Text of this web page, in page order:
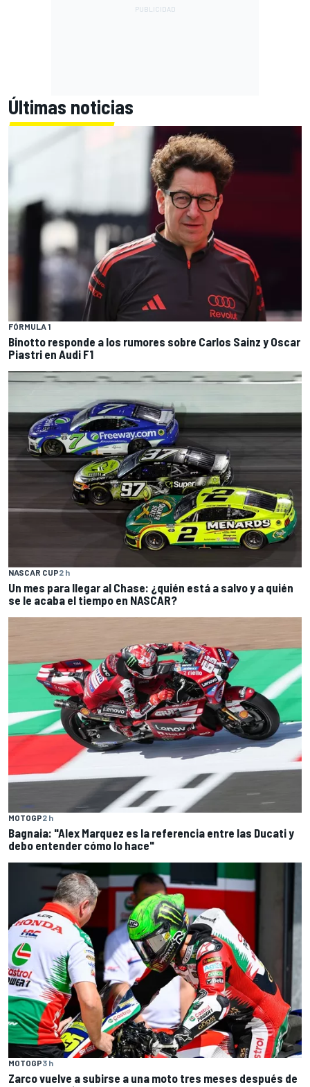
Últimas noticias
FÓRMULA 1
Binotto responde a los rumores sobre Carlos Sainz y Oscar
Piastri en Audi F1
NASCAR CUP2 h
Un mes para llegar al Chase: ¿quién está a salvo y a quién
se le acaba el tiempo en NASCAR?
MOTOGP2 h
Bagnaia: "Alex Marquez es la referencia entre las Ducati y
debo entender cómo lo hace"
MOTOGP3 h
Zarco vuelve a subirse a una moto tres meses después de